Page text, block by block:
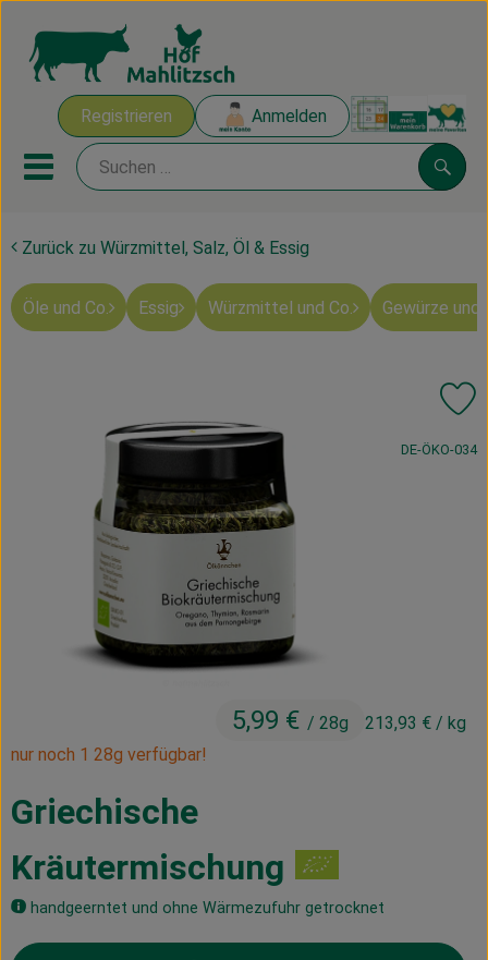
Registrieren Anmelden
Mobiles Menu öffnen oder
Ökokisten
Mahlitzscher Produkte
Kühltheke
Vorratskammer
Getränke
Haus, Garten & Co.
Neues vom Hof
Blog
Zurück zu Würzmittel, Salz, Öl & Essig
Öle und Co. Essig Würzmittel und Co. Gewürze und
Griechische
Kräutermischung
handgeerntet und ohne Wärmezufuhr getrocknet
5,99 € / 28g 213,93 € / kg
nur noch 1 28g verfügbar!
,DE-ÖKO-034